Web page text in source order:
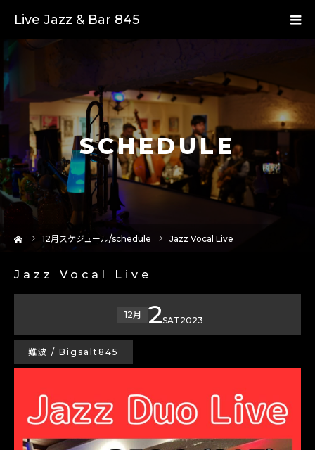
Live Jazz & Bar 845
SCHEDULE
12月スケジュール/schedule Jazz Vocal Live
Jazz Vocal Live
12月 2SAT2023
難波 / Bigsalt845